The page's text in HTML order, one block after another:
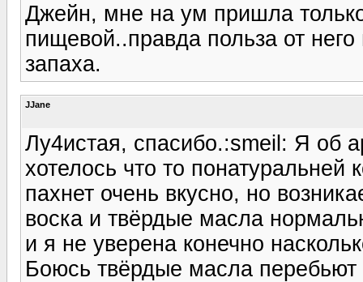
Джейн, мне на ум пришла
пищевой..правда польза от
запаха.
JJane
Лу4истая, спасибо.:smeil: Я об
хотелось что то
пахнет очень вкусно, но
воска и твёрдые масла
и я не уверена конечно
Боюсь твёрдые масла перебьют